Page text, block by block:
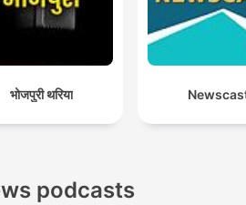
भोजपुरी थरिया
podcasts